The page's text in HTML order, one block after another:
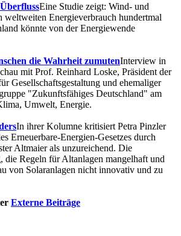
Eine Studie zeigt: Wind- und
weltweiten Energieverbrauch hundertmal
könnte von der Energiewende
die Wahrheit zumutenInterview in
mit Prof. Reinhard Loske, Präsident der
Gesellschaftsgestaltung und ehemaliger
"Zukunftsfähiges Deutschland" am
Umwelt, Energie.
In ihrer Kolumne kritisiert Petra Pinzler
Erneuerbare-Energien-Gesetzes durch
Altmaier als unzureichend. Die
die Regeln für Altanlagen mangelhaft und
von Solaranlagen nicht innovativ und zu
Externe Beiträge